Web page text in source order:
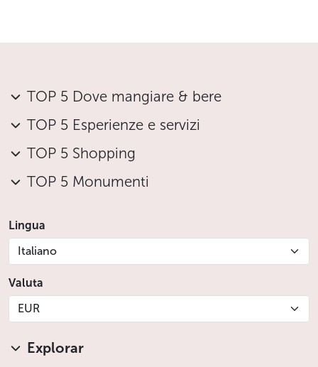
TOP 5 Dove mangiare & bere
TOP 5 Esperienze e servizi
TOP 5 Shopping
TOP 5 Monumenti
Lingua
Italiano
Valuta
EUR
Explorar